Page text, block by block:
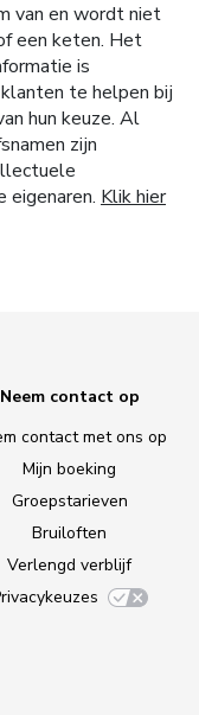
van en wordt niet
een keten. Het
is
te helpen bij
hun keuze. Al
zijn
eigenaren. Klik hier
Neem contact op
contact met ons op
Mijn boeking
Groepstarieven
Bruiloften
Verlengd verblijf